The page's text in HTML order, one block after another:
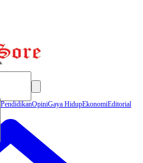
PendidikanOpiniGaya HidupEkonomiEditorial